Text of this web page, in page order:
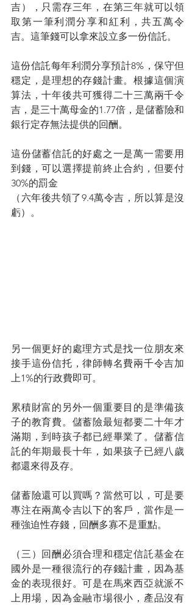
吉），只需存三年，在第三年就可以領
取第一筆利潤分享和紅利，共五萬令
吉。這筆錢可以拿來設立多一份信託。
這份信託每年利潤分享預計8%，保守但
穩定，是理想的存錢計畫。根據這個演
算法，十年後共可獲得二十三萬兩千令
吉，是三十萬母金的1.77倍，是儲蓄險和
銀行定存無法提供的回酬。
這份儲蓄信託的好處之一是萬一需要用
到錢，可以選擇提前終止合約，但要付
30%的罰金
（六年後共領了9.4萬令吉，所以算是沒
虧）。
另一個更好的處理方式是找一位朋友來
接手這份信托，律師轉名費兩千令吉加
上1%的行政費即可。
累積財富的另外一個重要目的是準備孩
子的教育費。儲蓄險最短都要二十年才
滿期，到時孩子都已經畢業了。儲蓄信
託的年期最長十年，如果孩子已經八歲
都還來得及存。
儲蓄險還可以買嗎？當然可以，可是要
專注在兩萬令吉以下的客戶，當作是一
種強迫性存錢，回酬多寡不是重點。
（三）回酬必須合理和穩定信託基金在
國外是一種很流行的存錢計畫，因為基
金的表現很好。可是在馬來西亞就派不
上用場，因為金融市場很小，產品沒有